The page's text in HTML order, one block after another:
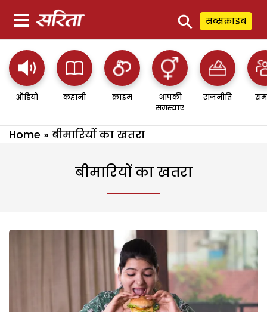
⚲ सब्सक्राइब
ऑडियो कहानी क्राइम
आपकी
समस्याएं
राजनीति
Home » बीमारियों का खतरा
बीमारियों का खतरा